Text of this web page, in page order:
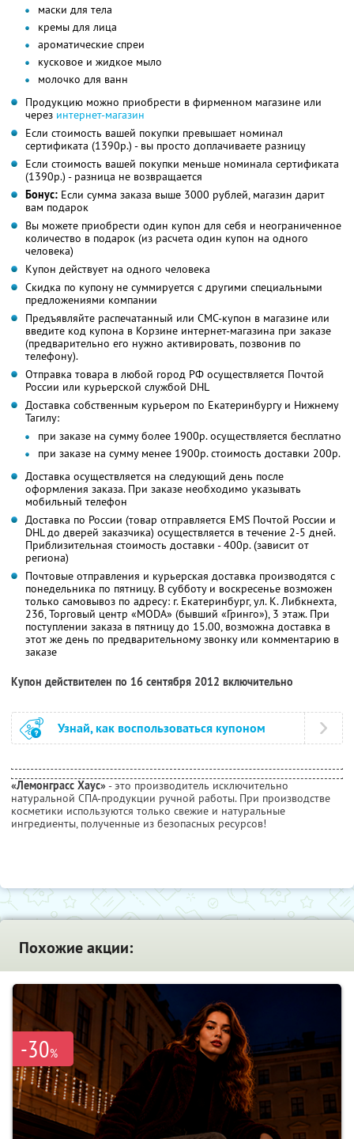
маски для тела
кремы для лица
ароматические спреи
кусковое и жидкое мыло
молочко для ванн
Продукцию можно приобрести в фирменном магазине или
через интернет-магазин
Если стоимость вашей покупки превышает номинал
сертификата (1390р.) - вы просто доплачиваете разницу
Если стоимость вашей покупки меньше номинала сертификата
(1390р.) - разница не возвращается
Бонус: Если сумма заказа выше 3000 рублей, магазин дарит
вам подарок
Вы можете приобрести один купон для себя и неограниченное
количество в подарок (из расчета один купон на одного
человека)
Купон действует на одного человека
Скидка по купону не суммируется с другими специальными
предложениями компании
Предъявляйте распечатанный или СМС-купон в магазине или
введите код купона в Корзине интернет-магазина при заказе
(предварительно его нужно активировать, позвонив по
телефону).
Отправка товара в любой город РФ осуществляется Почтой
России или курьерской службой DHL
Доставка собственным курьером по Екатеринбургу и Нижнему
Тагилу:
при заказе на сумму более 1900р. осуществляется бесплатно
при заказе на сумму менее 1900р. стоимость доставки 200р.
Доставка осуществляется на следующий день после
оформления заказа. При заказе необходимо указывать
мобильный телефон
Доставка по России (товар отправляется EMS Почтой России и
DHL до дверей заказчика) осуществляется в течение 2-5 дней.
Приблизительная стоимость доставки - 400р. (зависит от
региона)
Почтовые отправления и курьерская доставка производятся с
понедельника по пятницу. В субботу и воскресенье возможен
только самовывоз по адресу: г. Екатеринбург, ул. К. Либкнехта,
23б, Торговый центр «MODA» (бывший «Гринго»), 3 этаж. При
поступлении заказа в пятницу до 15.00, возможна доставка в
этот же день по предварительному звонку или комментарию в
заказе
Купон действителен по 16 сентября 2012 включительно
Узнай, как воспользоваться купоном
«Лемонграсс Хаус»- это производитель исключительно
натуральной СПА-продукции ручной работы. При производстве
косметики используются только свежие и натуральные
ингредиенты, полученные из безопасных ресурсов!
Похожие акции:
-30%